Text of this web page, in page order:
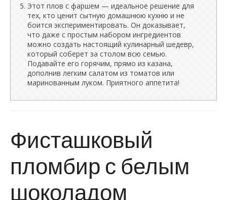
Этот плов с фаршем — идеальное решение для
тех, кто ценит сытную домашнюю кухню и не
боится экспериментировать. Он доказывает,
что даже с простым набором ингредиентов
можно создать настоящий кулинарный шедевр,
который соберет за столом всю семью.
Подавайте его горячим, прямо из казана,
дополнив легким салатом из томатов или
маринованным луком. Приятного аппетита!
Фисташковый
пломбир с белым
шоколадом